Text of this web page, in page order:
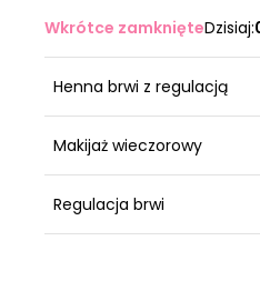
Wkrótce zamknięteDzisiaj:
Henna brwi z regulacją
Makijaż wieczorowy
Regulacja brwi